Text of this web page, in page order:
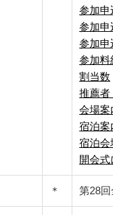
参加申
参加申
参加申
参加料
割当数
推薦者
会場案
宿泊案
宿泊会
開会式
＊ 第28